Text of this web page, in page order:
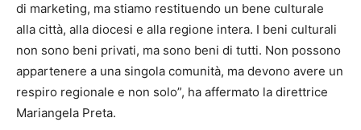
di marketing, ma stiamo restituendo un bene culturale
alla città, alla diocesi e alla regione intera. I beni culturali
non sono beni privati, ma sono beni di tutti. Non possono
appartenere a una singola comunità, ma devono avere un
respiro regionale e non solo”, ha affermato la direttrice
Mariangela Preta.